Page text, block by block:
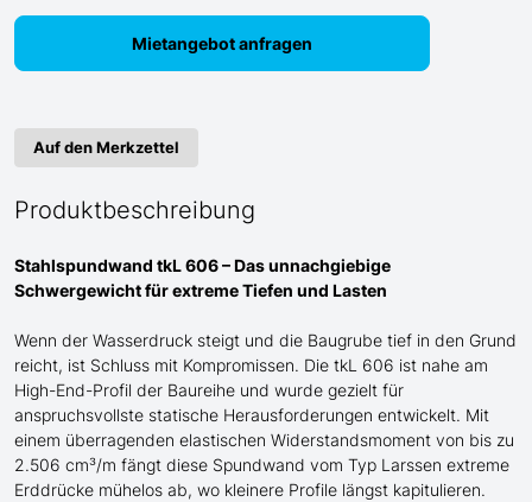
Mietangebot anfragen
Auf den Merkzettel
Produktbeschreibung
Stahlspundwand tkL 606 – Das unnachgiebige
Schwergewicht fürextremeTiefen und Lasten
Wenn der Wasserdruck steigt und die Baugrube tief in den Grund
reicht, ist Schluss mit Kompromissen. Die tkL 606 ist nahe am
High-End-Profil der Baureihe und wurde gezielt für
anspruchsvollste statische Herausforderungen entwickelt. Mit
einem überragenden elastischen Widerstandsmoment von bis zu
2.506 cm³/m fängt diese Spundwand vom Typ Larssen extreme
Erddrücke mühelos ab, wo kleinere Profile längst kapitulieren.